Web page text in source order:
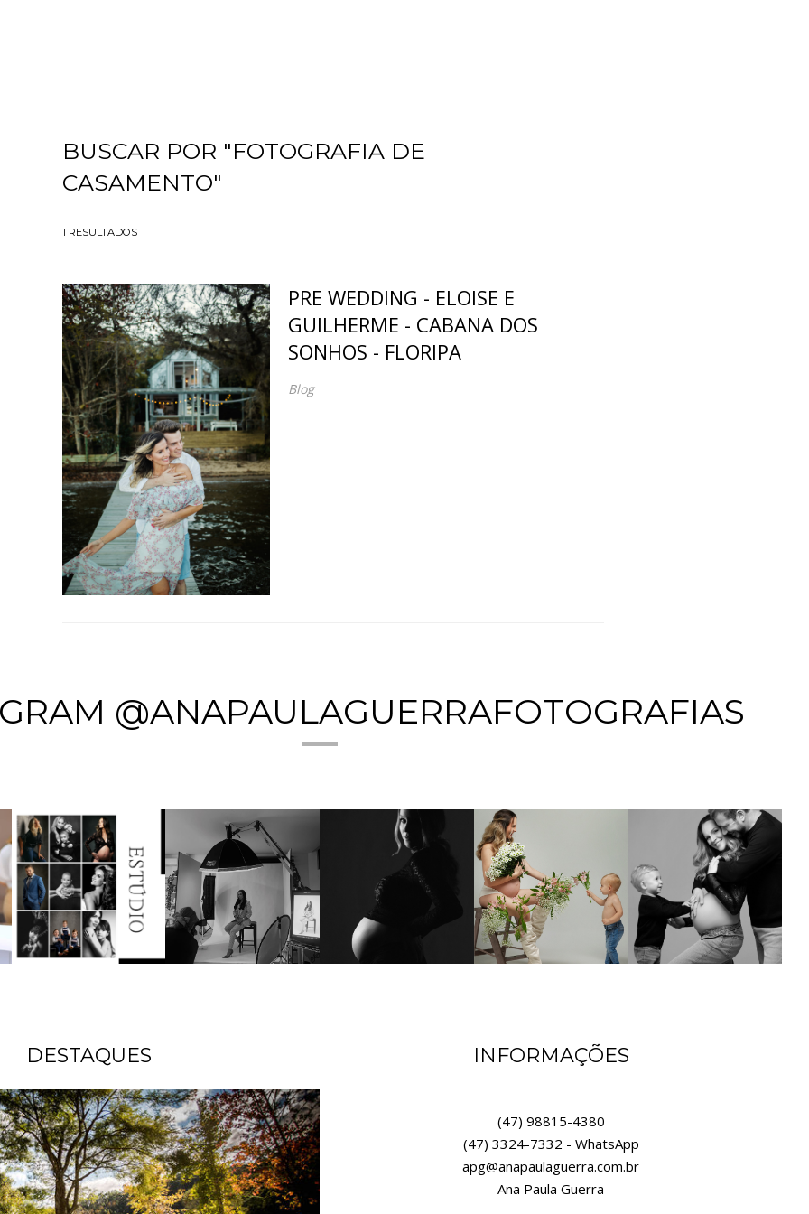
BUSCAR POR "FOTOGRAFIA DE
CASAMENTO"
1 RESULTADOS
PRE WEDDING - ELOISE E
GUILHERME - CABANA DOS
SONHOS - FLORIPA
Blog
@ANAPAULAGUERRAFOTOGRAFIAS
DESTAQUES INFORMAÇÕES
(47) 98815-4380
(47) 3324-7332 - WhatsApp
apg@anapaulaguerra.com.br
Ana Paula Guerra